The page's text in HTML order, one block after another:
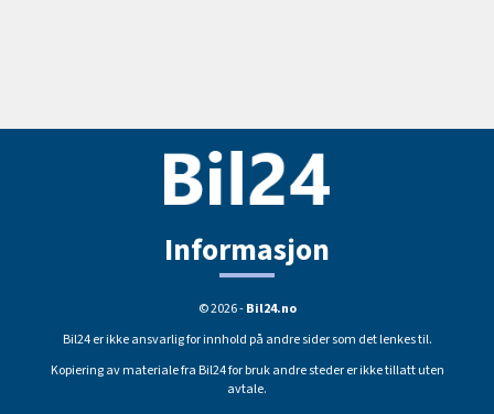
Informasjon
© 2026 -Bil24.no
Bil24 er ikke ansvarlig for innhold på andre sider som det lenkes til.
Kopiering av materiale fra Bil24 for bruk andre steder er ikke tillatt uten
avtale.